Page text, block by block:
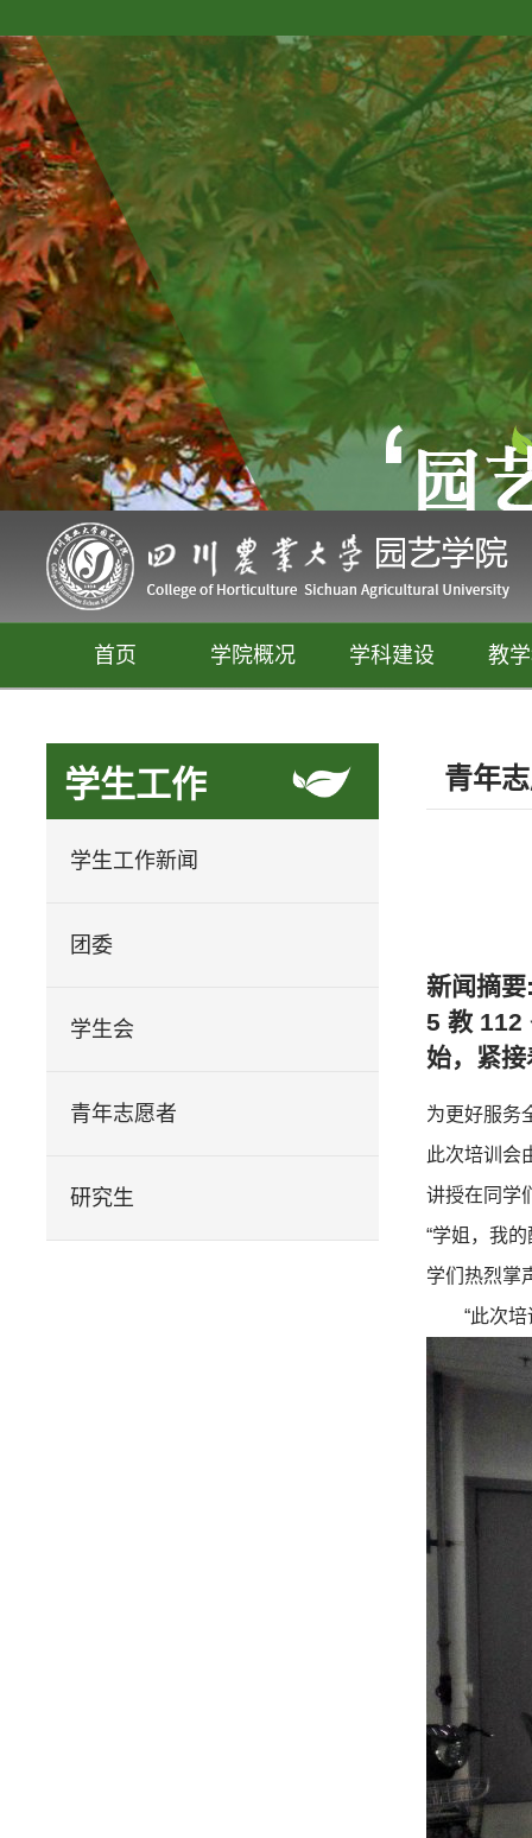
释放你的生活创意
首页 学院概况 学科建设 教
学生工作
学生工作新闻
团委
学生会
青年志愿者
研究生
青年
新闻摘
5 教 112
始，紧
为更好服务
此次培训会
讲授在同学
“学姐，我
学们热烈掌
“此次